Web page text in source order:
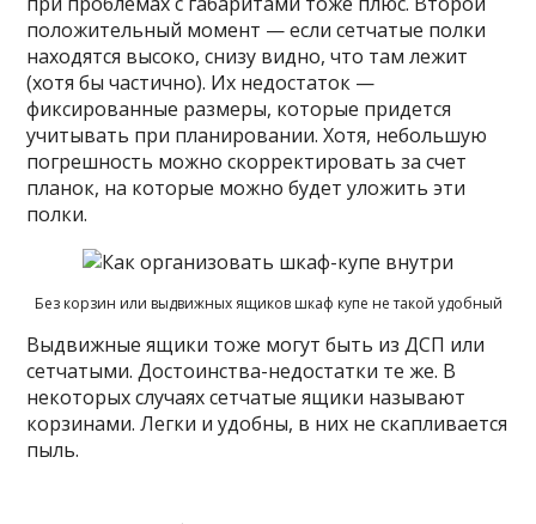
положительный момент — если сетчатые полки
находятся высоко, снизу видно, что там лежит
(хотя бы частично). Их недостаток —
фиксированные размеры, которые придется
учитывать при планировании. Хотя, небольшую
погрешность можно скорректировать за счет
планок, на которые можно будет уложить эти
полки.
Без корзин или выдвижных ящиков шкаф купе не такой удобный
Выдвижные ящики тоже могут быть из ДСП или
сетчатыми. Достоинства-недостатки те же. В
некоторых случаях сетчатые ящики называют
корзинами. Легки и удобны, в них не скапливается
пыль.